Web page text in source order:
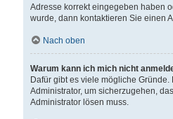
Adresse korrekt eingegeben haben
wurde, dann kontaktieren Sie einen
Nach oben
Warum kann ich mich nicht
Dafür gibt es viele mögliche
Administrator, um sicherzugehen,
Administrator lösen muss.